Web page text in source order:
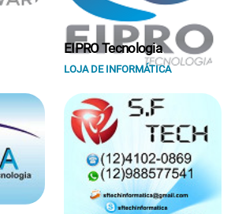
EIPRO Tecnologia
LOJA DE INFORMÁTICA